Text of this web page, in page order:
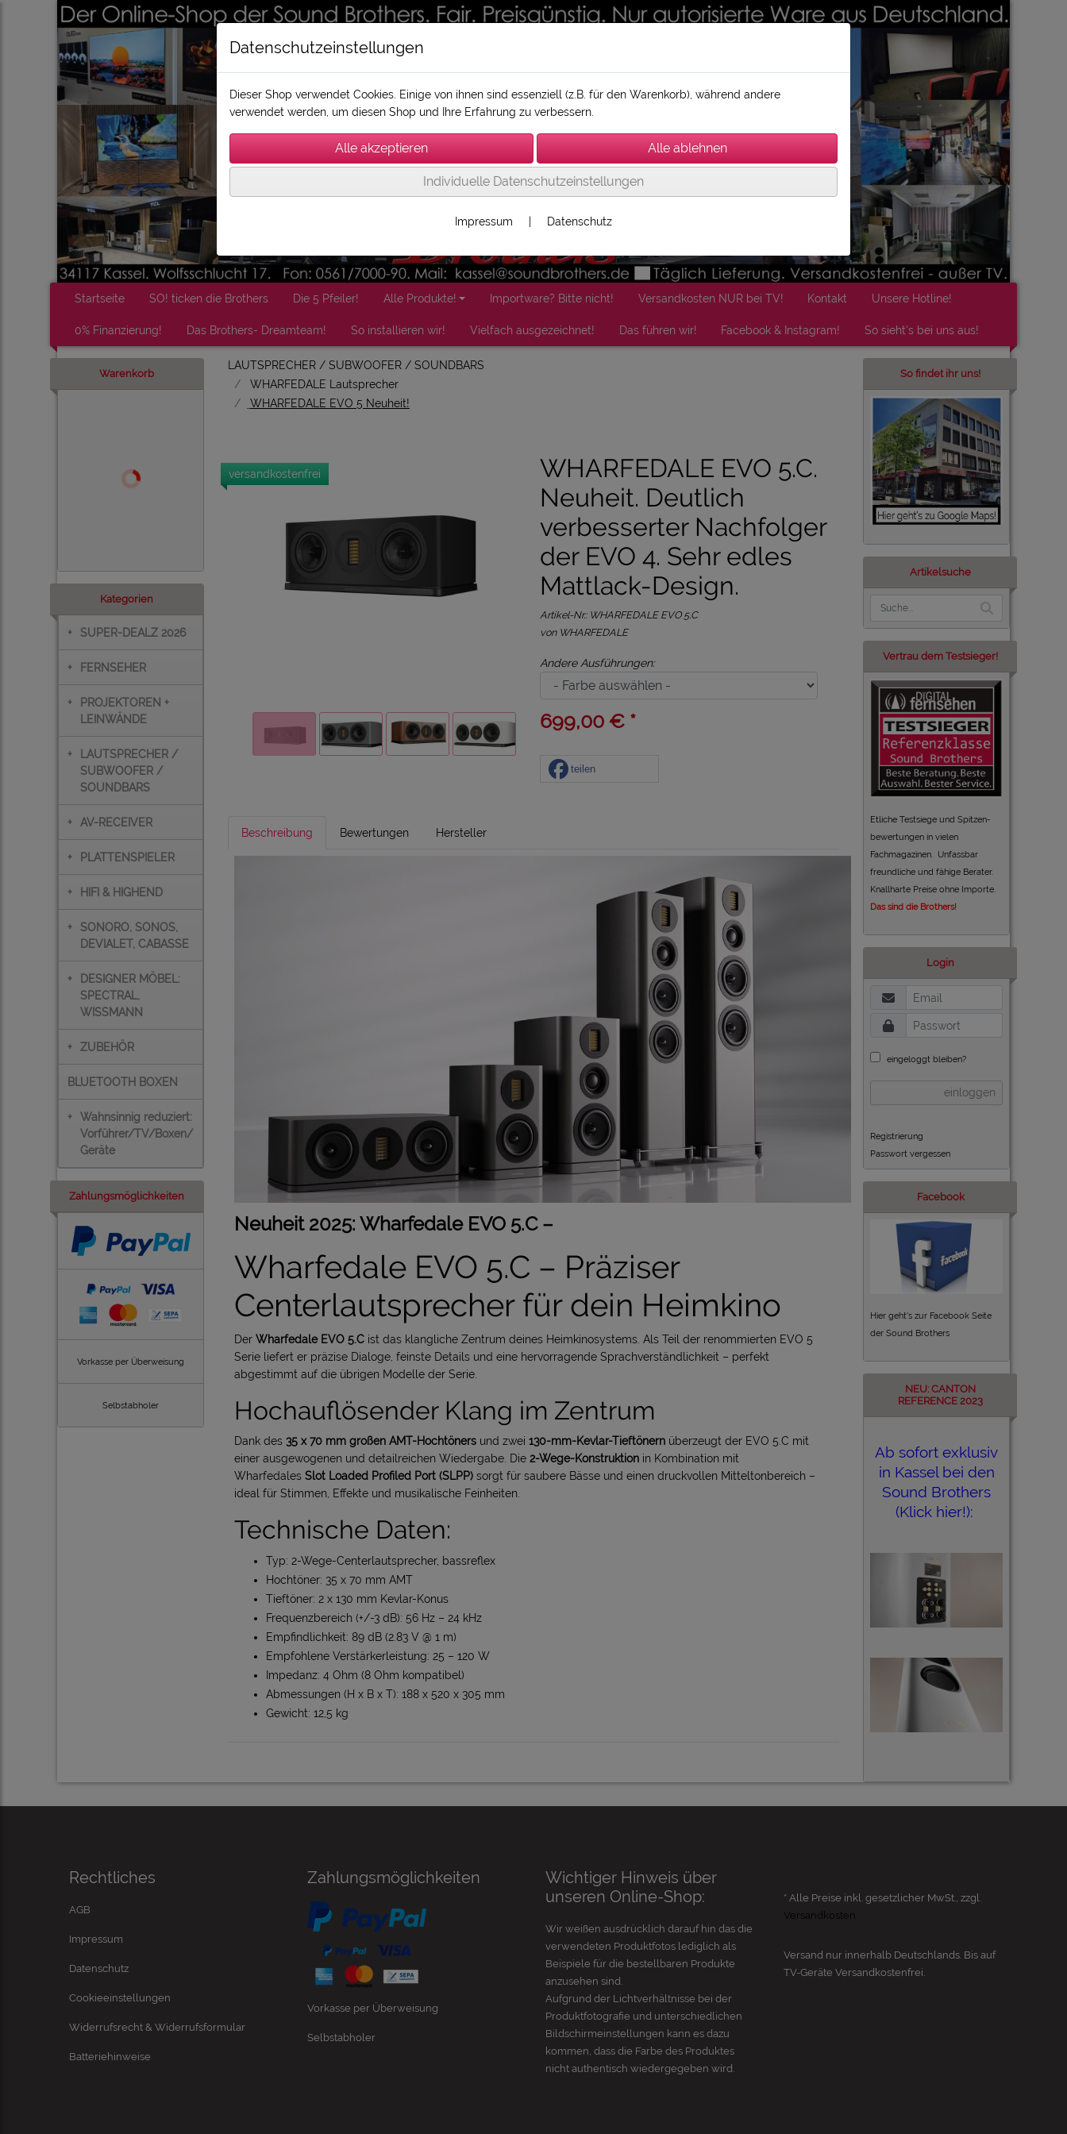
Startseite SO! ticken die Brothers Die 5 Pfeiler! Alle Produkte! Importware? Bitte nicht! Versandkosten NUR bei TV! Kontakt Unsere Hotline!
0% Finanzierung! Das Brothers- Dreamteam! So installieren wir! Vielfach ausgezeichnet! Das führen wir! Facebook & Instagram! So sieht's bei uns aus!
Warenkorb
Kategorien
+ SUPER-DEALZ 2026
+ FERNSEHER
+
PROJEKTOREN +
LEINWÄNDE
+
LAUTSPRECHER /
SUBWOOFER /
SOUNDBARS
+ AV-RECEIVER
+ PLATTENSPIELER
+ HIFI & HIGHEND
+
SONORO, SONOS,
DEVIALET, CABASSE
+
DESIGNER MÖBEL:
SPECTRAL,
WISSMANN
+ ZUBEHÖR
BLUETOOTH BOXEN
+ Wahnsinnig reduziert:
Vorführer/TV/Boxen/
Geräte
Zahlungsmöglichkeiten
Vorkasse per Überweisung
Selbstabholer
LAUTSPRECHER / SUBWOOFER / SOUNDBARS
WHARFEDALE Lautsprecher
WHARFEDALE EVO 5 Neuheit!
versandkostenfrei
WHARFEDALE EVO 5.C.
Neuheit. Deutlich
verbesserter Nachfolger
der EVO 4. Sehr edles
Mattlack-Design.
Artikel-Nr.: WHARFEDALE EVO 5.C
von WHARFEDALE
Andere Ausführungen:
699,00 € *
teilen
Beschreibung Bewertungen Hersteller
Neuheit 2025: Wharfedale EVO 5.C –
Wharfedale EVO 5.C – Präziser
Centerlautsprecher für dein Heimkino
Der Wharfedale EVO 5.C ist das klangliche Zentrum deines Heimkinosystems. Als Teil der renommierten EVO 5
Serie liefert er präzise Dialoge, feinste Details und eine hervorragende Sprachverständlichkeit – perfekt
abgestimmt auf die übrigen Modelle der Serie.
Hochauflösender Klang im Zentrum
Dank des 35 x 70 mm großen AMT-Hochtöners und zwei 130-mm-Kevlar-Tieftönern überzeugt der EVO 5.C mit
einer ausgewogenen und detailreichen Wiedergabe. Die 2-Wege-Konstruktion in Kombination mit
Wharfedales Slot Loaded Profiled Port (SLPP) sorgt für saubere Bässe und einen druckvollen Mitteltonbereich –
ideal für Stimmen, Effekte und musikalische Feinheiten.
Technische Daten:
Typ: 2-Wege-Centerlautsprecher, bassreflex
Hochtöner: 35 x 70 mm AMT
Tieftöner: 2 x 130 mm Kevlar-Konus
Frequenzbereich (+/-3 dB): 56 Hz – 24 kHz
Empfindlichkeit: 89 dB (2.83 V @ 1 m)
Empfohlene Verstärkerleistung: 25 – 120 W
Impedanz: 4 Ohm (8 Ohm kompatibel)
Abmessungen (H x B x T): 188 x 520 x 305 mm
Gewicht: 12,5 kg
So findet ihr uns!
Artikelsuche
Vertrau dem Testsieger!
Etliche Testsiege und Spitzen-
bewertungen in vielen
Fachmagazinen. Unfassbar
freundliche und fähige Berater.
Knallharte Preise ohne Importe.
Das sind die Brothers!
Login
eingeloggt bleiben?
einloggen
Registrierung
Passwort vergessen
Facebook
Hier geht's zur Facebook Seite
der Sound Brothers
NEU: CANTON
REFERENCE 2023
Ab sofort exklusiv
in Kassel bei den
Sound Brothers
(Klick hier!):
Rechtliches
AGB
Impressum
Datenschutz
Cookieeinstellungen
Widerrufsrecht & Widerrufsformular
Batteriehinweise
Zahlungsmöglichkeiten
Vorkasse per Überweisung
Selbstabholer
Wichtiger Hinweis über
unseren Online-Shop:
Wir weißen ausdrücklich darauf hin das die
verwendeten Produktfotos lediglich als
Beispiele für die bestellbaren Produkte
anzusehen sind.
Aufgrund der Lichtverhältnisse bei der
Produktfotografie und unterschiedlichen
Bildschirmeinstellungen kann es dazu
kommen, dass die Farbe des Produktes
nicht authentisch wiedergegeben wird.
* Alle Preise inkl. gesetzlicher MwSt., zzgl.
Versandkosten
Versand nur innerhalb Deutschlands. Bis auf
TV-Geräte Versandkostenfrei.
Datenschutzeinstellungen
Dieser Shop verwendet Cookies. Einige von ihnen sind essenziell (z.B. für den Warenkorb), während andere
verwendet werden, um diesen Shop und Ihre Erfahrung zu verbessern.
Individuelle Datenschutzeinstellungen
Impressum Datenschutz